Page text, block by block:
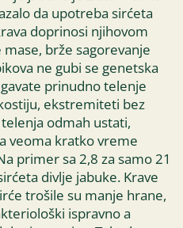
da upotreba sirćeta
doprinosi njihovom
brže sagorevanje
ne gubi se genetska
prinudno telenje
ekstremiteti bez
odmah ustati,
veoma kratko vreme
primer sa 2,8 za samo 21
divlje jabuke. Krave
trošile su manje hrane,
ispravno a